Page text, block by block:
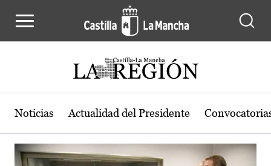
Actualidad de la región de Castilla-
Noticias Actualidad del Presidente